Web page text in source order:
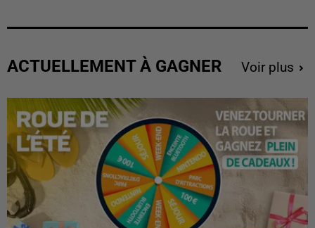
ACTUELLEMENT À GAGNER Voir plus